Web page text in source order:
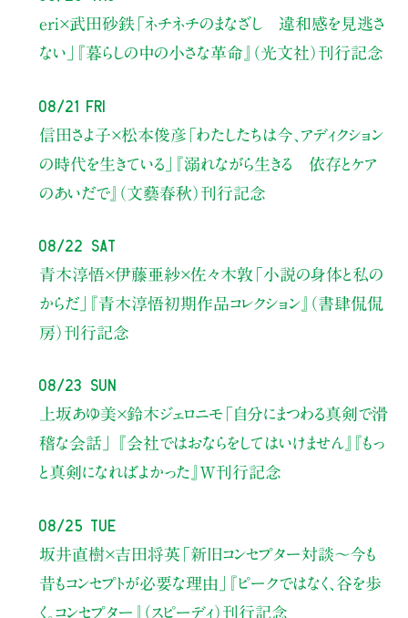
eri×武田砂鉄「ネチネチのまなざし 違和感を見逃さ
ない」
『暮らしの中の小さな革命』（光文社）刊行記念
08/21 Fri
信田さよ子×松本俊彦 「わたしたちは今、アディクション
の時代を生きている」
『溺れながら生きる 依存とケア
のあいだで』（文藝春秋）刊行記念
08/22 Sat
青木淳悟×伊藤亜紗×佐々木敦 「小説の身体と私の
からだ」
『青木淳悟初期作品コレクション』（書肆侃侃
房）刊行記念
08/23 Sun
上坂あゆ美×鈴木ジェロニモ 「自分にまつわる真剣で滑
稽な会話」
『会社ではおならをしてはいけません』『もっ
と真剣になればよかった』W刊行記念
08/25 Tue
坂井直樹×吉田将英「新旧コンセプター対談～今も
昔もコンセプトが必要な理由」
『ピークではなく、谷を歩
く。コンセプター』（スピーディ）刊行記念